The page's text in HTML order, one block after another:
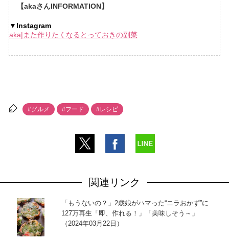
【akaさんINFORMATION】
▼Instagram
aka|また作りたくなるとっておきの副菜
#グルメ #フード #レシピ
関連リンク
「もうないの？」2歳娘がハマった“ニラおかず”に
127万再生「即、作れる！」「美味しそう～」
（2024年03月22日）